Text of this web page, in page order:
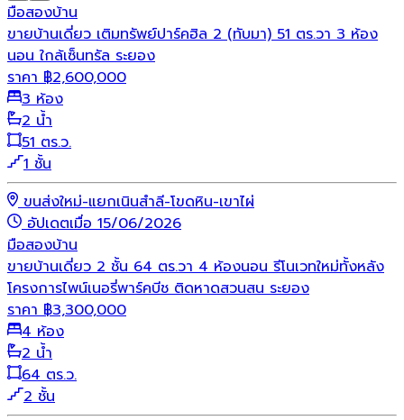
มือสองบ้าน
ขายบ้านเดี่ยว เติมทรัพย์ปาร์คฮิล 2 (ทับมา) 51 ตร.วา 3 ห้อง
นอน ใกล้เซ็นทรัล ระยอง
ราคา ฿2,600,000
3 ห้อง
2 น้ำ
51 ตร.ว.
1 ชั้น
ขนส่งใหม่-แยกเนินสำลี-โขดหิน-เขาไผ่
อัปเดตเมื่อ 15/06/2026
มือสองบ้าน
ขายบ้านเดี่ยว 2 ชั้น 64 ตร.วา 4 ห้องนอน รีโนเวทใหม่ทั้งหลัง
โครงการไพน์เนอรี่พาร์คบีช ติดหาดสวนสน ระยอง
ราคา ฿3,300,000
4 ห้อง
2 น้ำ
64 ตร.ว.
2 ชั้น